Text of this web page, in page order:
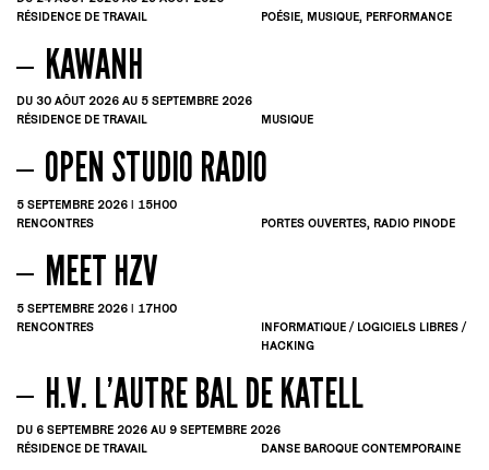
RÉSIDENCE DE TRAVAIL
POÉSIE, MUSIQUE, PERFORMANCE
KAWANH
DU 30 AÔUT 2026 AU 5 SEPTEMBRE 2026
RÉSIDENCE DE TRAVAIL
MUSIQUE
OPEN STUDIO RADIO
5 SEPTEMBRE 2026 | 15H00
RENCONTRES
PORTES OUVERTES, RADIO PINODE
MEET HZV
5 SEPTEMBRE 2026 | 17H00
RENCONTRES
INFORMATIQUE / LOGICIELS LIBRES /
HACKING
H.V. L’AUTRE BAL DE KATELL
DU 6 SEPTEMBRE 2026 AU 9 SEPTEMBRE 2026
RÉSIDENCE DE TRAVAIL
DANSE BAROQUE CONTEMPORAINE